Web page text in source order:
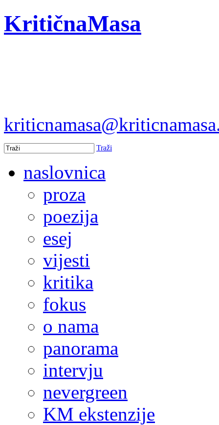
KritičnaMasa
Traži
naslovnica
proza
poezija
esej
vijesti
kritika
fokus
o nama
panorama
intervju
nevergreen
KM ekstenzije